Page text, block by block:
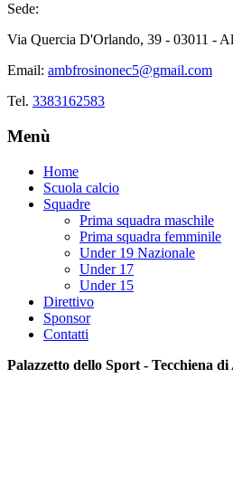
Sede:
Via Quercia D'Orlando, 39 - 03011 -
Email: ambfrosinonec5@gmail.com
Tel. 3383162583
Menù
Home
Scuola calcio
Squadre
Prima squadra maschile
Prima squadra femminile
Under 19 Nazionale
Under 17
Under 15
Direttivo
Sponsor
Contatti
Palazzetto dello Sport - Tecchiena